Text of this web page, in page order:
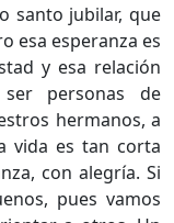
santo jubilar, que
esa esperanza es
y esa relación
personas de
hermanos, a
vida es tan corta
con alegría. Si
pues vamos